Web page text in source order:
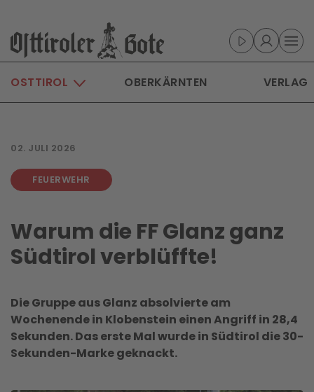
Skip to main content
OSTTIROL OBERKÄRNTEN VERLAG
02. JULI 2026
FEUERWEHR
Warum die FF Glanz ganz
Südtirol verblüffte!
Die Gruppe aus Glanz absolvierte am
Wochenende in Klobenstein einen Angriff in 28,4
Sekunden. Das erste Mal wurde in Südtirol die 30-
Sekunden-Marke geknackt.